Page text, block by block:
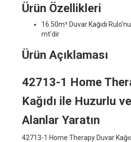
Ürün Özellikleri
16.50m² Duvar Kağıdı
mt'dir
Ürün Açıklaması
42713-1 Home
Kağıdı ile Huzurlu
Alanlar Yaratın
42713-1 Home Therapy Duvar